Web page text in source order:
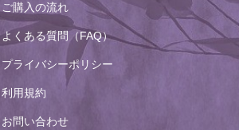
ご購入の流れ
よくある質問（FAQ）
プライバシーポリシー
利用規約
お問い合わせ